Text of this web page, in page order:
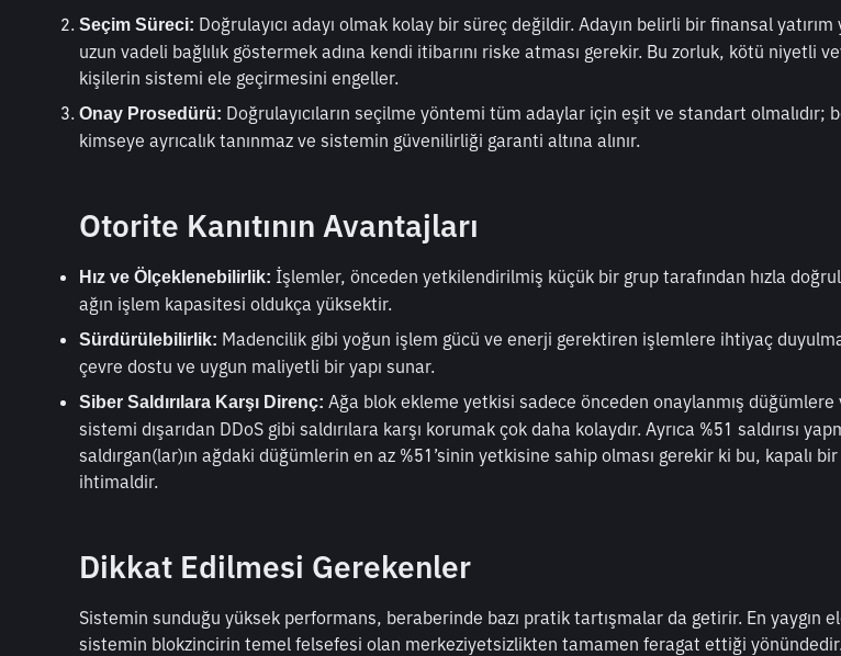
Seçim Süreci: Doğrulayıcı adayı olmak kolay bir süreç değildir. Adayın belirli bir finansal yatırım
uzun vadeli bağlılık göstermek adına kendi itibarını riske atması gerekir. Bu zorluk, kötü niyetli
kişilerin sistemi ele geçirmesini engeller.
Onay Prosedürü: Doğrulayıcıların seçilme yöntemi tüm adaylar için eşit ve standart olmalıdır;
kimseye ayrıcalık tanınmaz ve sistemin güvenilirliği garanti altına alınır.
Otorite Kanıtının Avantajları
Hız ve Ölçeklenebilirlik: İşlemler, önceden yetkilendirilmiş küçük bir grup tarafından hızla
ağın işlem kapasitesi oldukça yüksektir.
Sürdürülebilirlik: Madencilik gibi yoğun işlem gücü ve enerji gerektiren işlemlere ihtiyaç
çevre dostu ve uygun maliyetli bir yapı sunar.
Siber Saldırılara Karşı Direnç: Ağa blok ekleme yetkisi sadece önceden onaylanmış
sistemi dışarıdan DDoS gibi saldırılara karşı korumak çok daha kolaydır. Ayrıca %51 saldırısı
saldırgan(lar)ın ağdaki düğümlerin en az %51’sinin yetkisine sahip olması gerekir ki bu, kapalı
ihtimaldir.
Dikkat Edilmesi Gerekenler
Sistemin sunduğu yüksek performans, beraberinde bazı pratik tartışmalar da getirir. En yaygın
sistemin blokzincirin temel felsefesi olan merkeziyetsizlikten tamamen feragat ettiği